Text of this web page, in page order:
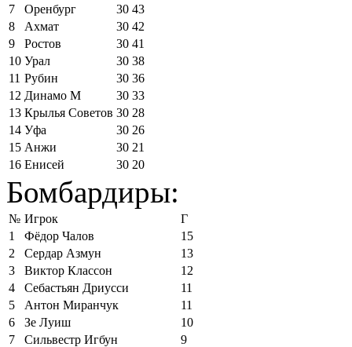
7
Оренбург 30 43
8
Ахмат 30 42
9
Ростов 30 41
10 Урал 30 38
11 Рубин 30 36
12 Динамо М 30 33
13 Крылья Советов 30 28
14 Уфа 30 26
15 Анжи 30 21
16 Енисей 30 20
Бомбардиры:
№ Игрок
Г
1
Фёдор Чалов
15
2
Сердар Азмун
13
3
Виктор Классон
12
4
Себастьян Дриусси
11
5
Антон Миранчук
11
6
Зе Луиш
10
7
Сильвестр Игбун
9